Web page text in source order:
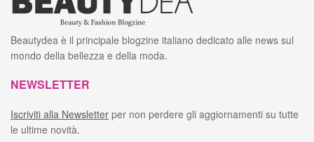
Beautydea è il principale blogzine italiano dedicato alle news sul
mondo della bellezza e della moda.
NEWSLETTER
Iscriviti alla Newsletter per non perdere gli aggiornamenti su tutte
le ultime novità.